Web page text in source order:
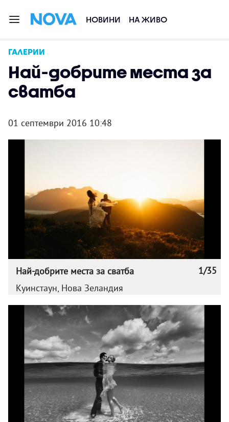
НОВИНИ НА ЖИВО
ГАЛЕРИИ
Най-добрите места за
сватба
01 септември 2016 10:48
1/35
Най-добрите места за сватба
Куинстаун, Нова Зеландия